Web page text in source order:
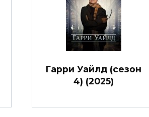
Гарри Уайлд (сезон
4) (2025)